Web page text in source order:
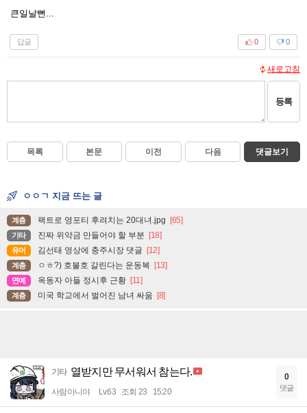
큰일날뻔...
답글 0
0
새로고침
등록
목록 본문 이전 다음 댓글보기
ㅇㅇㄱ 지금 뜨는 글
계층 팩트로 영포티 후려치는 20대녀.jpg [65]
기타 진짜 위약금 만들어야 할 부분 [18]
유머 김선태 영상에 충주시장 댓글 [12]
계층 ㅇㅎ?) 호불호 갈린다는 운동복 [13]
연예 옥동자 아들 정시후 근황 [11]
계층 미국 학교에서 벌어진 남녀 싸움 [8]
기타 열받지만 무서워서 참는다.
사람아니야 Lv.63 조회 23 15:20
0
댓글